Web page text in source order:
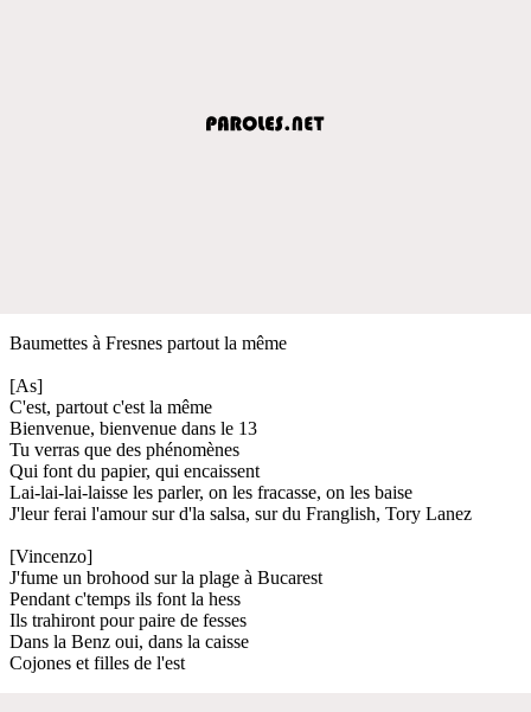
Baumettes à Fresnes partout la même
[As]
C'est, partout c'est la même
Bienvenue, bienvenue dans le 13
Tu verras que des phénomènes
Qui font du papier, qui encaissent
Lai-lai-lai-laisse les parler, on les fracasse, on les baise
J'leur ferai l'amour sur d'la salsa, sur du Franglish, Tory Lanez
[Vincenzo]
J'fume un brohood sur la plage à Bucarest
Pendant c'temps ils font la hess
Ils trahiront pour paire de fesses
Dans la Benz oui, dans la caisse
Cojones et filles de l'est